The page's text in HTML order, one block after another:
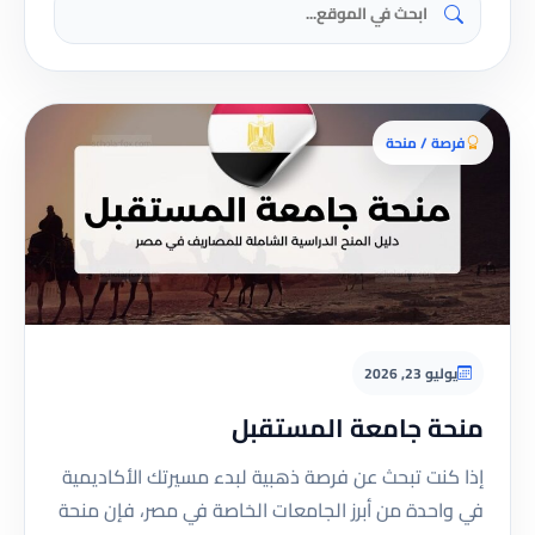
فرصة / منحة
يوليو 23, 2026
منحة جامعة المستقبل
إذا كنت تبحث عن فرصة ذهبية لبدء مسيرتك الأكاديمية
في واحدة من أبرز الجامعات الخاصة في مصر، فإن منحة